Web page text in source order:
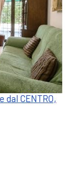
dal CENTRO,